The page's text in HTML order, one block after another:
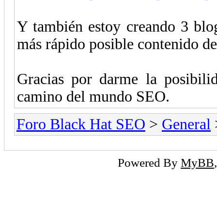
Y también estoy creando 3
más rápido posible contenido
Gracias por darme la
camino del mundo SEO.
Foro Black Hat SEO > General
Powered By MyBB